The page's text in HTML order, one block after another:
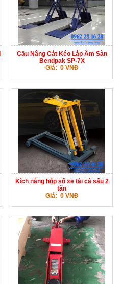
Cầu Nâng Cắt Kéo Lắp Âm Sàn
Bendpak SP-7X
Giá: 0 VNĐ
Kích nâng hộp số xe tải cá sấu 2
tấn
Giá: 0 VNĐ